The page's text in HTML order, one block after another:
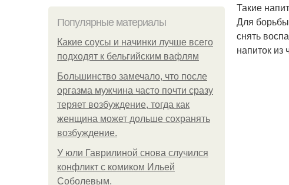
Популярные материалы
Какие соусы и начинки лучше всего
подходят к бельгийским вафлям
Большинство замечало, что после
оргазма мужчина часто почти сразу
теряет возбуждение, тогда как
женщина может дольше сохранять
возбуждение.
У юли Гаврилиной снова случился
конфликт с комиком Ильей
Соболевым.
Такие
Для
снять
напиток из